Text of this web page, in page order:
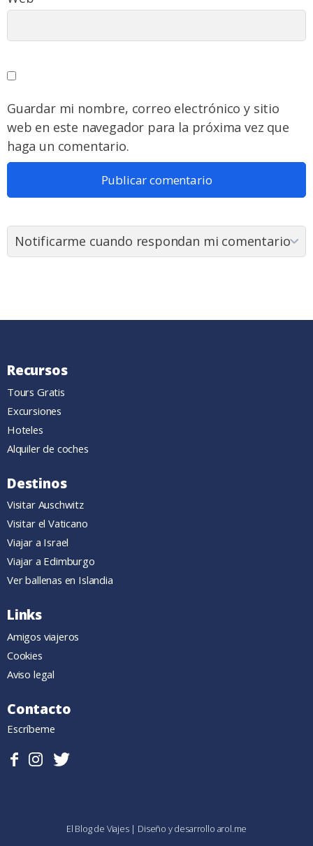
Guardar mi nombre, correo electrónico y sitio
web en este navegador para la próxima vez que
haga un comentario.
Recursos
Tours Gratis
Excursiones
Hoteles
Alquiler de coches
Destinos
Visitar Auschwitz
Visitar el Vaticano
Viajar a Israel
Viajar a Edimburgo
Ver ballenas en Islandia
Links
Amigos viajeros
Cookies
Aviso legal
Contacto
Escríbeme
Sigueme
FollowFollow
El Blog de Viajes | Diseño y desarrollo arol.me